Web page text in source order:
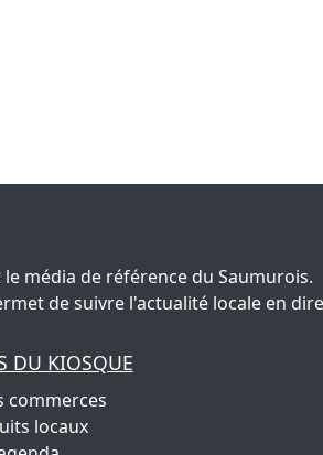
le média de référence du Saumurois.
de suivre l'actualité locale en
DU KIOSQUE
commerces
locaux